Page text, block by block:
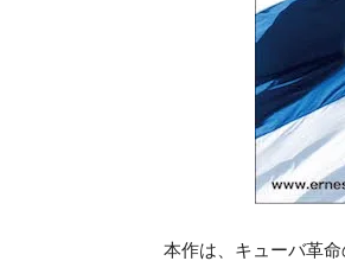
本作は、キューバ革